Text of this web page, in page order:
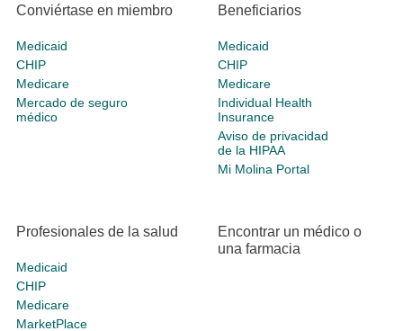
Conviértase en miembro
Medicaid
CHIP
Medicare
Mercado de seguro
médico
Beneficiarios
Medicaid
CHIP
Medicare
Individual Health
Insurance
Aviso de privacidad
de la HIPAA
Mi Molina Portal
Profesionales de la salud
Medicaid
CHIP
Medicare
MarketPlace
Encontrar un médico o
una farmacia